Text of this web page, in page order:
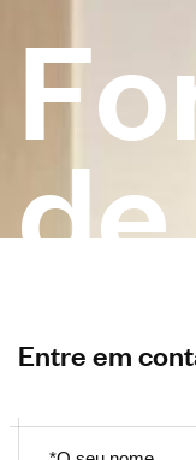
Fo
de
Entre em